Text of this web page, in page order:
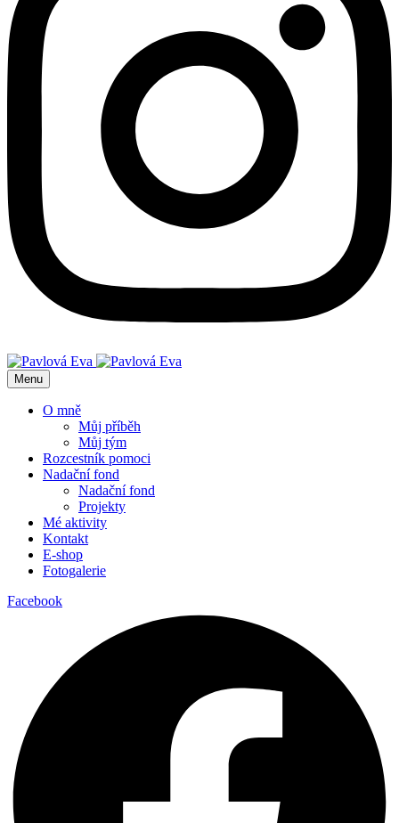
Menu
O mně
Můj příběh
Můj tým
Rozcestník pomoci
Nadační fond
Nadační fond
Projekty
Mé aktivity
Kontakt
E-shop
Fotogalerie
Facebook